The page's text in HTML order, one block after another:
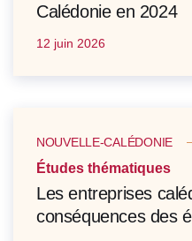
Calédonie en 2024
12 juin 2026
NOUVELLE-CALÉDONIE
Études thématiques
Les entreprises
conséquences des